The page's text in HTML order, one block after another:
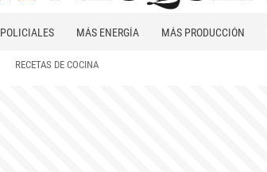
POLICIALES MÁS ENERGÍA MÁS PRODUCCIÓN
RECETAS DE COCINA